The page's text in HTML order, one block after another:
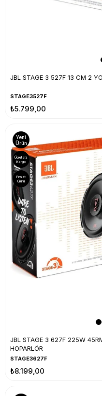
JBL STAGE 3 527F 13 CM 2
STAGE3527F
₺5.799,00
JBL STAGE 3 627F 225W
HOPARLÖR
STAGE3627F
₺8.199,00
Yeni
Ürün
Ücretsiz
Kargo
Fırsat
Ürünü